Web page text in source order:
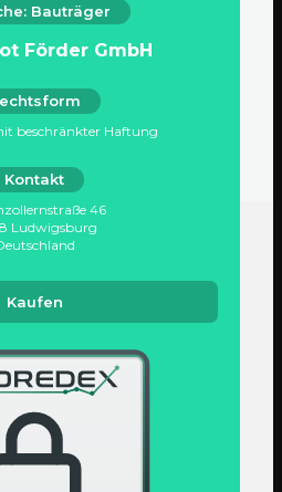
Bauträger
Förder GmbH
beschränkter Haftung
Kontakt
46
Ludwigsburg
Kaufen